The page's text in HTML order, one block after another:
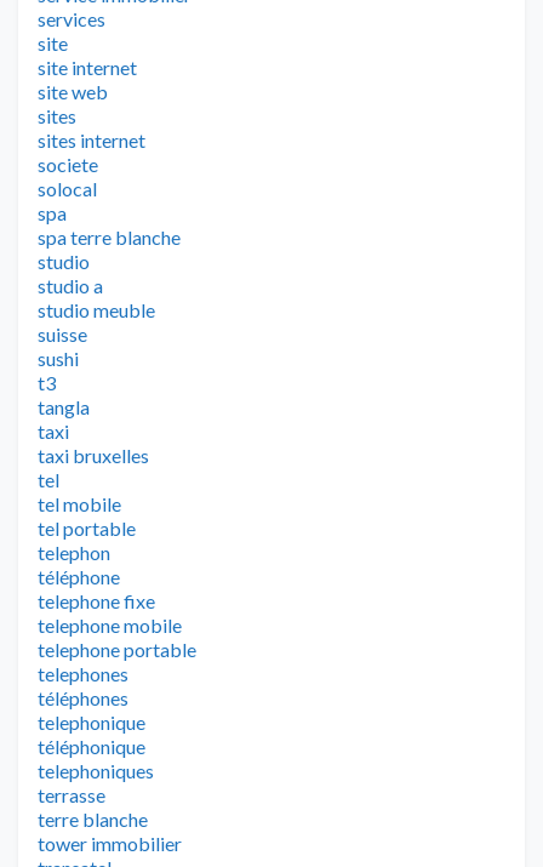
services
site
site internet
site web
sites
sites internet
societe
solocal
spa
spa terre blanche
studio
studio a
studio meuble
suisse
sushi
t3
tangla
taxi
taxi bruxelles
tel
tel mobile
tel portable
telephon
téléphone
telephone fixe
telephone mobile
telephone portable
telephones
téléphones
telephonique
téléphonique
telephoniques
terrasse
terre blanche
tower immobilier